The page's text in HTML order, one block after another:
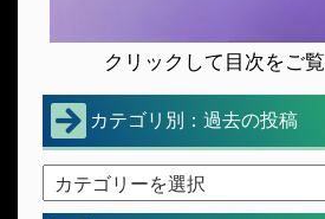
クリックして目次をご覧
カテゴリ別：過去の投稿